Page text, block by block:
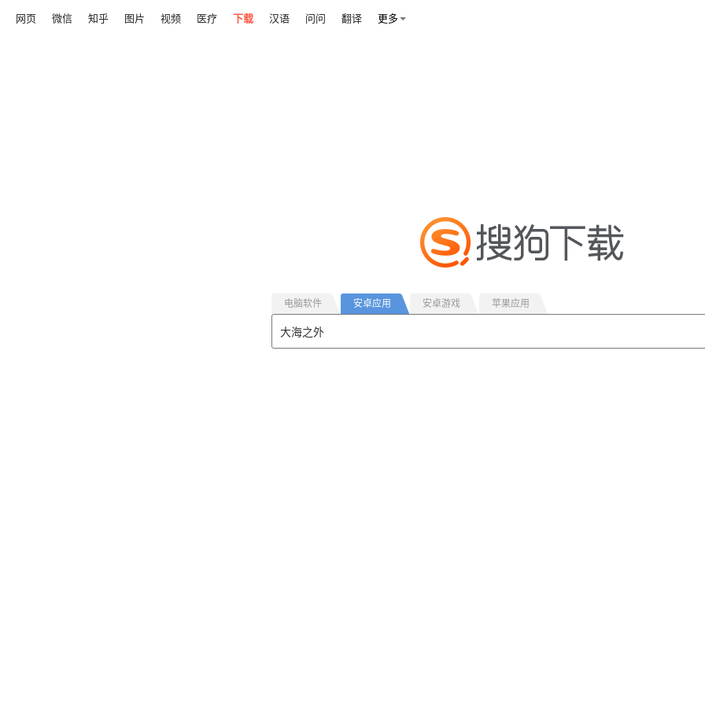
网页 微信 知乎 图片 视频 医疗 下载 汉语 问问 翻译 更多
电脑软件 安卓应用 安卓游戏 苹果应用